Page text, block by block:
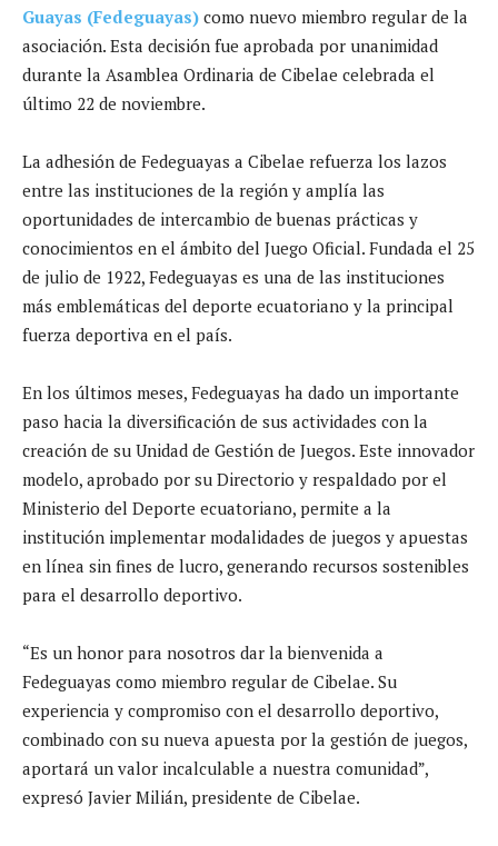
Guayas (Fedeguayas) como nuevo miembro regular de la
asociación. Esta decisión fue aprobada por unanimidad
durante la Asamblea Ordinaria de Cibelae celebrada el
último 22 de noviembre.
La adhesión de Fedeguayas a Cibelae refuerza los lazos
entre las instituciones de la región y amplía las
oportunidades de intercambio de buenas prácticas y
conocimientos en el ámbito del Juego Oficial. Fundada el 25
de julio de 1922, Fedeguayas es una de las instituciones
más emblemáticas del deporte ecuatoriano y la principal
fuerza deportiva en el país.
En los últimos meses, Fedeguayas ha dado un importante
paso hacia la diversificación de sus actividades con la
creación de su Unidad de Gestión de Juegos. Este innovador
modelo, aprobado por su Directorio y respaldado por el
Ministerio del Deporte ecuatoriano, permite a la
institución implementar modalidades de juegos y apuestas
en línea sin fines de lucro, generando recursos sostenibles
para el desarrollo deportivo.
“Es un honor para nosotros dar la bienvenida a
Fedeguayas como miembro regular de Cibelae. Su
experiencia y compromiso con el desarrollo deportivo,
combinado con su nueva apuesta por la gestión de juegos,
aportará un valor incalculable a nuestra comunidad”,
expresó Javier Milián, presidente de Cibelae.